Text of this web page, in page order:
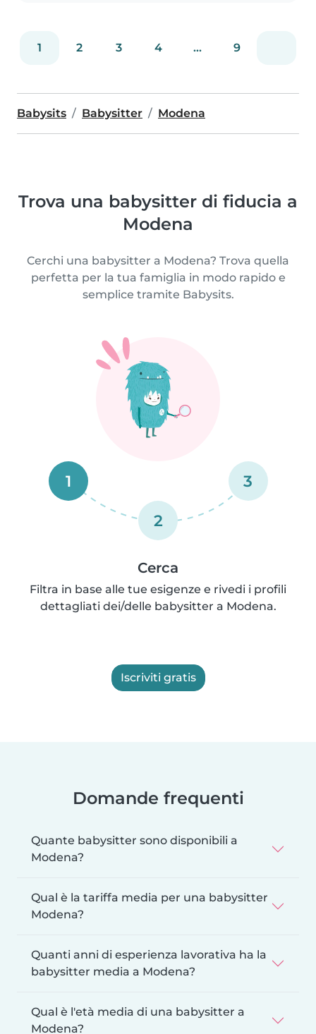
1 2 3 4 ... 9
Babysits Babysitter Modena
Trova una babysitter di fiducia a
Modena
Cerchi una babysitter a Modena? Trova quella
perfetta per la tua famiglia in modo rapido e
semplice tramite Babysits.
1
2
3
Cerca
Filtra in base alle tue esigenze e rivedi i profili
dettagliati dei/delle babysitter a Modena.
Iscriviti gratis
Domande frequenti
Quante babysitter sono disponibili a
Modena?
Qual è la tariffa media per una babysitter
Modena?
Quanti anni di esperienza lavorativa ha la
babysitter media a Modena?
Qual è l'età media di una babysitter a
Modena?